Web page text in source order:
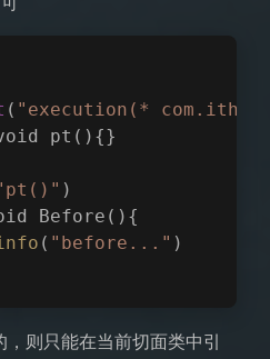
( "execution(*
pt(){}
)
Before(){
( "before..." )
，则只能在当前切面类中引